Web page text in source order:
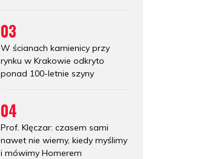
03
W ścianach kamienicy przy
rynku w Krakowie odkryto
ponad 100-letnie szyny
04
Prof. Klęczar: czasem sami
nawet nie wiemy, kiedy myślimy
i mówimy Homerem